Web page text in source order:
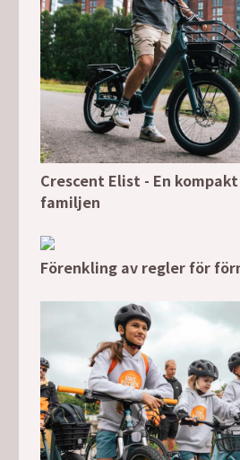
Crescent Elist - En
familjen
Förenkling av regler för